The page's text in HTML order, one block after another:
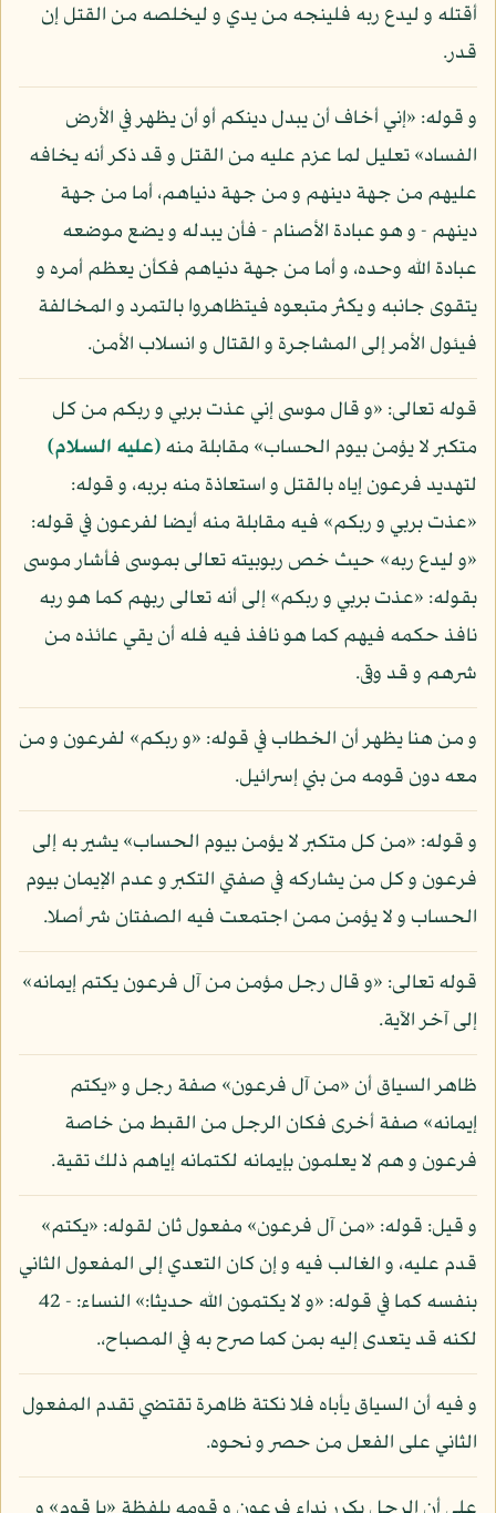
أقتله و ليدع ربه فلينجه من يدي و ليخلصه من القتل إن
قدر.
و قوله: «إني أخاف أن يبدل دينكم أو أن يظهر في الأرض
الفساد» تعليل لما عزم عليه من القتل و قد ذكر أنه يخافه
عليهم من جهة دينهم و من جهة دنياهم، أما من جهة
دينهم - و هو عبادة الأصنام - فأن يبدله و يضع موضعه
عبادة الله وحده، و أما من جهة دنياهم فكأن يعظم أمره و
يتقوى جانبه و يكثر متبعوه فيتظاهروا بالتمرد و المخالفة
فيئول الأمر إلى المشاجرة و القتال و انسلاب الأمن.
قوله تعالى: «و قال موسى إني عذت بربي و ربكم من كل
متكبر لا يؤمن بيوم الحساب» مقابلة منه(عليه السلام)
لتهديد فرعون إياه بالقتل و استعاذة منه بربه، و قوله:
«عذت بربي و ربكم» فيه مقابلة منه أيضا لفرعون في قوله:
«و ليدع ربه» حيث خص ربوبيته تعالى بموسى فأشار موسى
بقوله: «عذت بربي و ربكم» إلى أنه تعالى ربهم كما هو ربه
نافذ حكمه فيهم كما هو نافذ فيه فله أن يقي عائذه من
شرهم و قد وقى.
و من هنا يظهر أن الخطاب في قوله: «و ربكم» لفرعون و من
معه دون قومه من بني إسرائيل.
و قوله: «من كل متكبر لا يؤمن بيوم الحساب» يشير به إلى
فرعون و كل من يشاركه في صفتي التكبر و عدم الإيمان بيوم
الحساب و لا يؤمن ممن اجتمعت فيه الصفتان شر أصلا.
قوله تعالى: «و قال رجل مؤمن من آل فرعون يكتم إيمانه»
إلى آخر الآية.
ظاهر السياق أن «من آل فرعون» صفة رجل و «يكتم
إيمانه» صفة أخرى فكان الرجل من القبط من خاصة
فرعون و هم لا يعلمون بإيمانه لكتمانه إياهم ذلك تقية.
و قيل: قوله: «من آل فرعون» مفعول ثان لقوله: «يكتم»
قدم عليه، و الغالب فيه و إن كان التعدي إلى المفعول الثاني
بنفسه كما في قوله: «و لا يكتمون الله حديثا:» النساء: - 42
لكنه قد يتعدى إليه بمن كما صرح به في المصباح،.
و فيه أن السياق يأباه فلا نكتة ظاهرة تقتضي تقدم المفعول
الثاني على الفعل من حصر و نحوه.